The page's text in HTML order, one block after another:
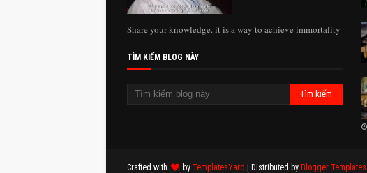
Share your knowledge. it is a way to achieve immortality
TÌM KIẾM BLOG NÀY
Crafted with by TemplatesYard | Distributed by Blogger Templates